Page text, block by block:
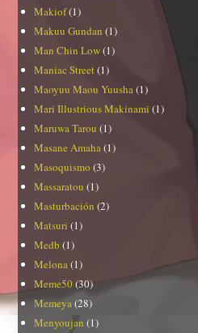
Makiof(1)
Makuu Gundan (1)
Man Chin Low(1)
Maniac Street (1)
Maoyuu Maou Yuusha (1)
Mari Illustrious Makinami (1)
Maruwa Tarou (1)
Masane Amaha (1)
Masoquismo (3)
Massaratou (1)
Masturbación (2)
Matsuri (1)
Medb (1)
Melona (1)
Meme50(30)
Memeya (28)
Menyoujan (1)